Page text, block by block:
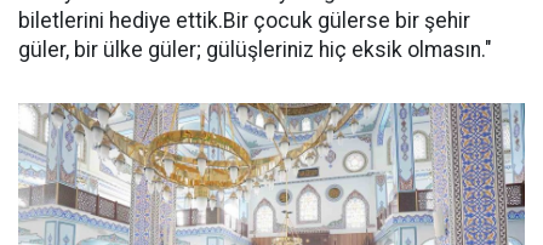
biletlerini hediye ettik.Bir çocuk gülerse bir şehir
güler, bir ülke güler; gülüşleriniz hiç eksik olmasın."